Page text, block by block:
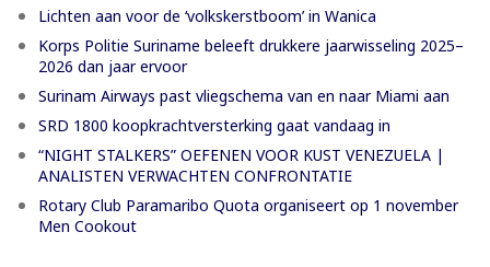
Lichten aan voor de ‘volkskerstboom’ in Wanica
Korps Politie Suriname beleeft drukkere jaarwisseling 2025–
2026 dan jaar ervoor
Surinam Airways past vliegschema van en naar Miami aan
SRD 1800 koopkrachtversterking gaat vandaag in
“NIGHT STALKERS” OEFENEN VOOR KUST VENEZUELA |
ANALISTEN VERWACHTEN CONFRONTATIE
Rotary Club Paramaribo Quota organiseert op 1 november
Men Cookout